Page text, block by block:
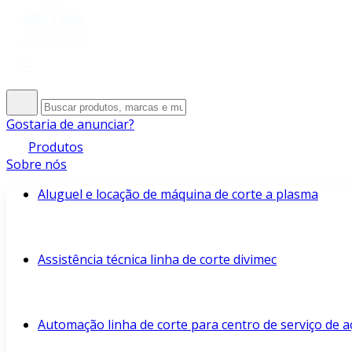
Gostaria de anunciar?
Produtos
Sobre nós
Aluguel e locação de máquina de corte a plasma
Assistência técnica linha de corte divimec
Automação linha de corte para centro de serviço de